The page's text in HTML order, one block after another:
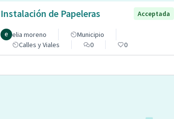
Instalación de Papeleras Acceptada
elia moreno
Municipio
Calles y Viales
0 0